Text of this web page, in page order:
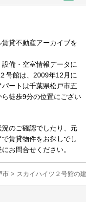
貸不動産アーカイブを
備・空室情報データに
号館は、2009年12月に
ートは千葉県松戸市五
徒歩9分の位置にござい
のご確認でしたり、元
賃貸物件をお探しでし
お問合せください。
市 > スカイハイツ２号館の